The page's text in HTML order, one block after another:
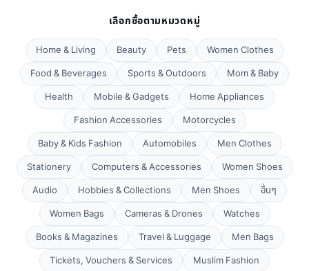
เลือกซื้อตามหมวดหมู่
Home & Living Beauty Pets
Women Clothes
Food & Beverages
Sports & Outdoors
Mom & Baby
Health
Mobile & Gadgets
Home Appliances
Fashion Accessories
Motorcycles
Baby & Kids Fashion
Automobiles
Men Clothes
Stationery
Computers & Accessories
Women Shoes
Audio
Hobbies & Collections Men Shoes
อื่นๆ
Women Bags
Cameras & Drones
Watches
Books & Magazines
Travel & Luggage
Men Bags
Tickets, Vouchers & Services
Muslim Fashion